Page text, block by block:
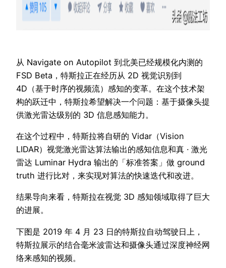
从 Navigate on Autopilot 到北美已经规模化内测的
FSD Beta，特斯拉正在经历从 2D 视觉识别到
4D（基于时序的视频流）感知的变革。在这个技术架
构的跃迁中，特斯拉希望解决一个问题：基于摄像头提
供激光雷达级别的 3D 信息感知能力。
在这个过程中，特斯拉将自研的 Vidar（Vision
LIDAR）视觉激光雷达算法输出的感知信息和真 · 激光
雷达 Luminar Hydra 输出的「标准答案」做 ground
truth 进行比对，来实现对算法的快速迭代和改进。
结果导向来看，特斯拉在视觉 3D 感知领域取得了巨大
的进展。
下图是 2019 年 4 月 23 日的特斯拉自动驾驶日上，
特斯拉展示的结合毫米波雷达和摄像头通过深度神经网
络来感知的视频。